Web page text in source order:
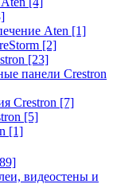
Aten [1]
[2]
[23]
панели Crestron
Crestron [7]
[5]
[1]
видеостены и